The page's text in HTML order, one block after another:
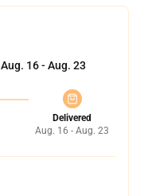
Aug. 16 - Aug. 23
Delivered
Aug. 16 - Aug. 23